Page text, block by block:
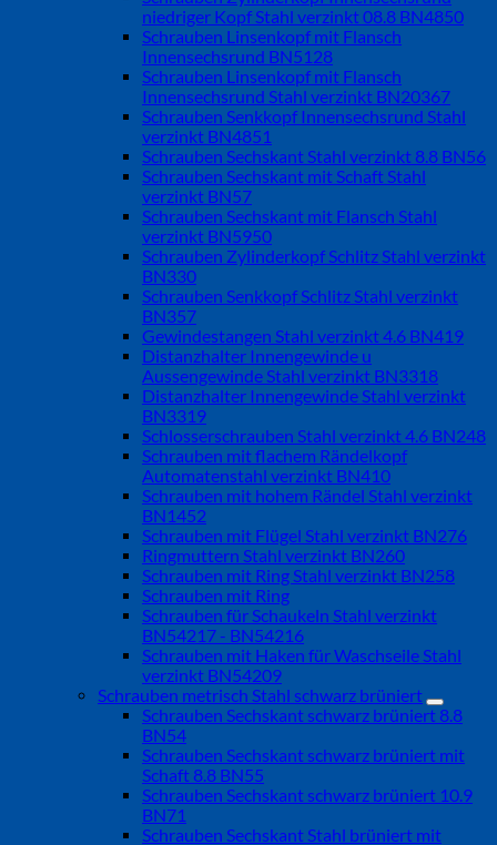
niedriger Kopf Stahl verzinkt 08.8 BN4850
Schrauben Linsenkopf mit Flansch
Innensechsrund BN5128
Schrauben Linsenkopf mit Flansch
Innensechsrund Stahl verzinkt BN20367
Schrauben Senkkopf Innensechsrund Stahl
verzinkt BN4851
Schrauben Sechskant Stahl verzinkt 8.8 BN56
Schrauben Sechskant mit Schaft Stahl
verzinkt BN57
Schrauben Sechskant mit Flansch Stahl
verzinkt BN5950
Schrauben Zylinderkopf Schlitz Stahl verzinkt
BN330
Schrauben Senkkopf Schlitz Stahl verzinkt
BN357
Gewindestangen Stahl verzinkt 4.6 BN419
Distanzhalter Innengewinde u
Aussengewinde Stahl verzinkt BN3318
Distanzhalter Innengewinde Stahl verzinkt
BN3319
Schlosserschrauben Stahl verzinkt 4.6 BN248
Schrauben mit flachem Rändelkopf
Automatenstahl verzinkt BN410
Schrauben mit hohem Rändel Stahl verzinkt
BN1452
Schrauben mit Flügel Stahl verzinkt BN276
Ringmuttern Stahl verzinkt BN260
Schrauben mit Ring Stahl verzinkt BN258
Schrauben mit Ring
Schrauben für Schaukeln Stahl verzinkt
BN54217 - BN54216
Schrauben mit Haken für Waschseile Stahl
verzinkt BN54209
Schrauben metrisch Stahl schwarz brüniert
Schrauben Sechskant schwarz brüniert 8.8
BN54
Schrauben Sechskant schwarz brüniert mit
Schaft 8.8 BN55
Schrauben Sechskant schwarz brüniert 10.9
BN71
Schrauben Sechskant Stahl brüniert mit